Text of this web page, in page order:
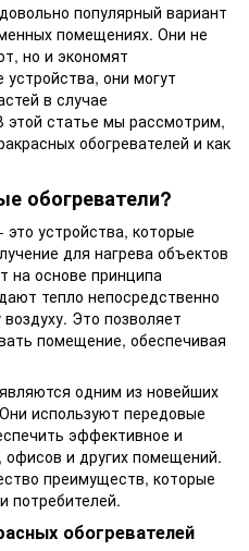
популярный вариант
помещениях. Они не
но и экономят
они могут
в случае
этой статье мы рассмотрим,
обогревателей и как
обогреватели?
устройства, которые
для нагрева объектов
на основе принципа
тепло непосредственно
Это позволяет
помещение, обеспечивая
одним из новейших
используют передовые
эффективное и
офисов и других помещений.
преимуществ, которые
потребителей.
обогревателей